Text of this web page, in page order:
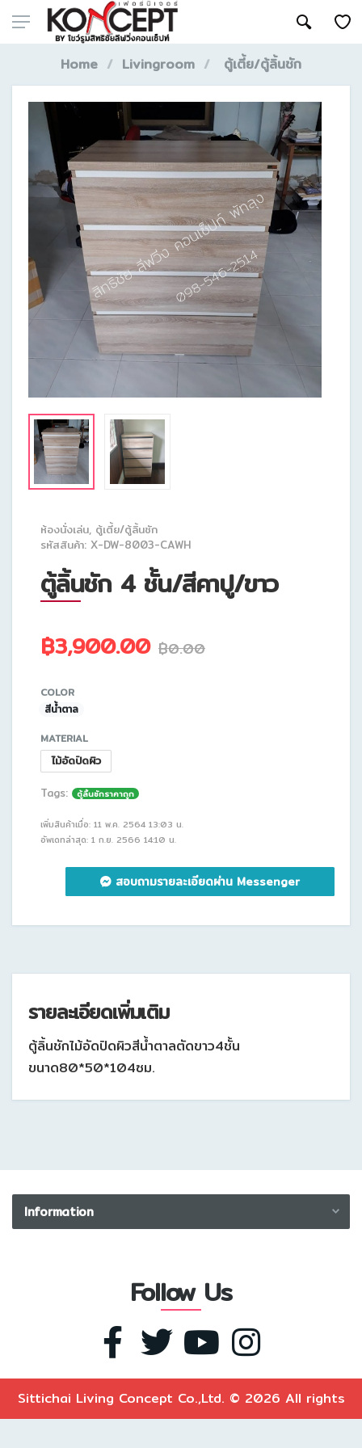
Home Livingroom ตู้เตี้ย/ตู้ลิ้นชัก
ห้องนั่งเล่น, ตู้เตี้ย/ตู้ลิ้นชัก
รหัสสินค้า: X-DW-8003-CAWH
ตู้ลิ้นชัก 4 ชั้น/สีคาปู/ขาว
฿3,900.00 ฿0.00
COLOR
สีน้ำตาล
MATERIAL
ไม้อัดปิดผิว
Tags:
ตู้ลิ้นชักราคาถูก
เพิ่มสินค้าเมื่อ: 11 พ.ค. 2564 13:03 น.
อัพเดทล่าสุด: 1 ก.ย. 2566 14:10 น.
สอบถามรายละเอียดผ่าน Messenger
รายละเอียดเพิ่มเติม
ตู้ลิ้นชักไม้อัดปิดผิวสีน้ำตาลตัดขาว4ชั้น
ขนาด80*50*104ซม.
Information
Follow Us
Sittichai Living Concept Co.,Ltd. © 2026 All rights